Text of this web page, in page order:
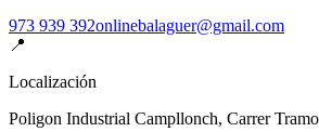
973 939 392onlinebalaguer@gmail.com
📍
Localización
Poligon Industrial Campllonch, Carrer